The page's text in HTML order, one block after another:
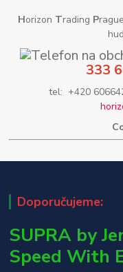
Horizon Trading P
333
tel: +420
Doporučujeme:
SUPRA by
Speed With